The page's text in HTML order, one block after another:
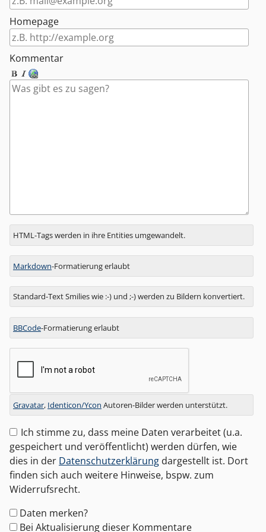
Homepage
Kommentar
Antwort
zu
HTML-Tags werden in ihre Entities umgewandelt.
Markdown-Formatierung erlaubt
Standard-Text Smilies wie :-) und ;-) werden zu Bildern konvertiert.
BBCode-Formatierung erlaubt
Gravatar, Identicon/Ycon Autoren-Bilder werden unterstützt.
Ich stimme zu, dass meine Daten verarbeitet (u.a.
gespeichert und veröffentlicht) werden dürfen, wie
dies in der Datenschutzerklärung dargestellt ist. Dort
finden sich auch weitere Hinweise, bspw. zum
Widerrufsrecht.
Formular-
Optionen
Daten merken?
Bei Aktualisierung dieser Kommentare